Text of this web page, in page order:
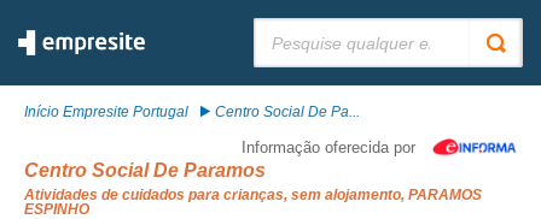
Início Empresite Portugal Centro Social De Pa...
Informação oferecida por
Centro Social De Paramos
Atividades de cuidados para crianças, sem alojamento, PARAMOS
ESPINHO